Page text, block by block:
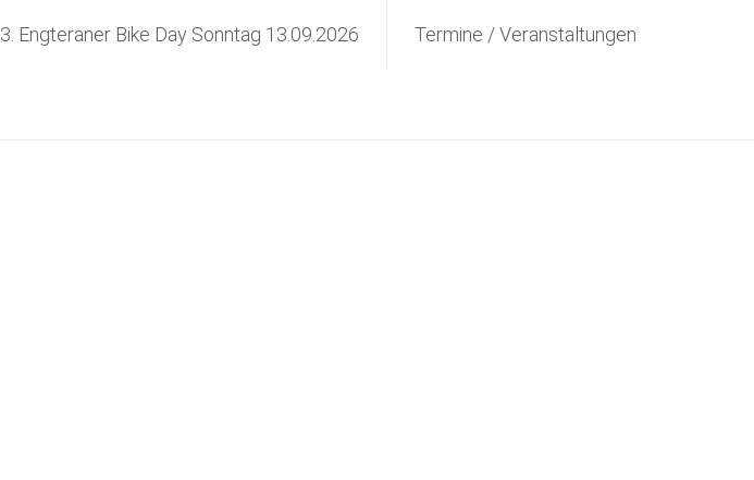
3. Engteraner Bike Day Sonntag 13.09.2026 Termine / Veranstaltungen